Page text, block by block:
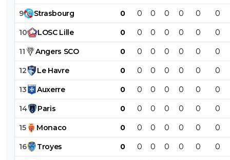
9 Strasbourg 0 0 0 0 0 0 0
10 LOSC Lille 0 0 0 0 0 0 0
11 Angers SCO 0 0 0 0 0 0 0
12 Le Havre 0 0 0 0 0 0 0
13 Auxerre 0 0 0 0 0 0 0
14 Paris 0 0 0 0 0 0 0
15 Monaco 0 0 0 0 0 0 0
16 Troyes 0 0 0 0 0 0 0